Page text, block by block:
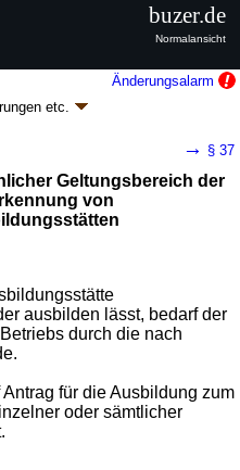
Änderungsalarm
etc.
I S. 3436
Allgemeines Straßenverkehrsrecht
/ Entwurf / Begründung
→ § 37
Geltungsbereich der
von
ausbilden lässt, bedarf der
durch die nach
für die Ausbildung zum
oder sämtlicher
buzer.de
Normalansicht